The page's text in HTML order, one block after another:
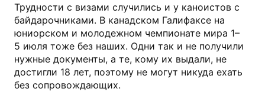
Трудности с визами случились и у каноистов с
байдарочниками. В канадском Галифаксе на
юниорском и молодежном чемпионате мира 1–
5 июля тоже без наших. Одни так и не получили
нужные документы, а те, кому их выдали, не
достигли 18 лет, поэтому не могут никуда ехать
без сопровождающих.